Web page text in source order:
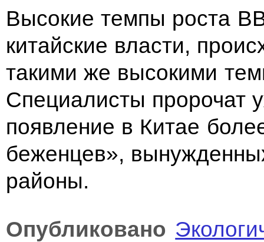
Высокие темпы роста
китайские власти,
такими же высокими
Специалисты пророчат
появление в Китае
беженцев»,
районы.
Опубликовано